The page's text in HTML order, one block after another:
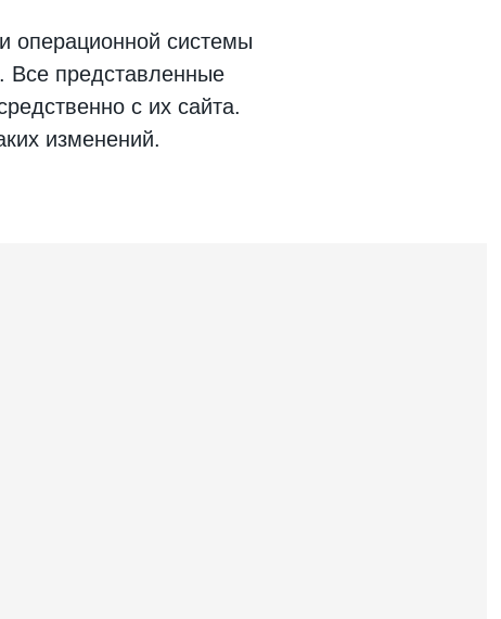
операционной системы
Все представленные
с их сайта.
изменений.